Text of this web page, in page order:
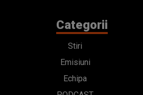
Concursuri
HOT40
Bd. Mărăști 65-67,